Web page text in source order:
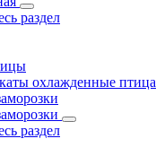
раздел
охлажденные птица
раздел